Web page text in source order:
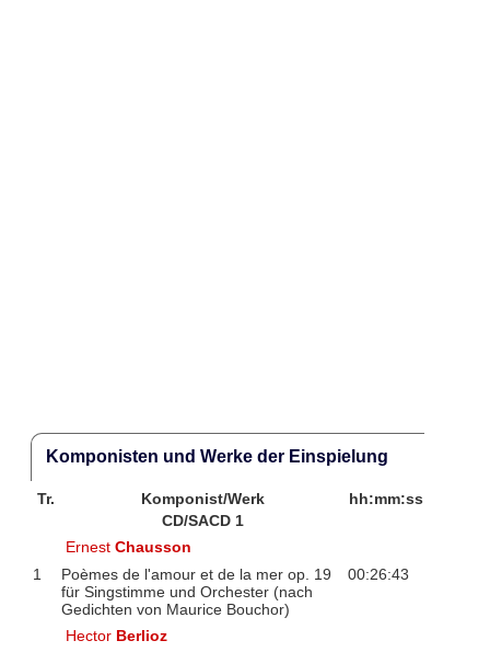
Komponisten und Werke der Einspielung
Tr. Komponist/Werk
hh:mm:ss
CD/SACD 1
ErnestChausson
1
Poèmes de l'amour et de la mer op. 19
für Singstimme und Orchester (nach
Gedichten von Maurice Bouchor)
00:26:43
Hector Berlioz